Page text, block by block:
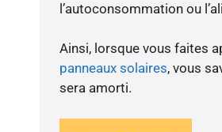
l’autoconsommation ou
Ainsi, lorsque vous faites
panneaux solaires, vous
sera amorti.